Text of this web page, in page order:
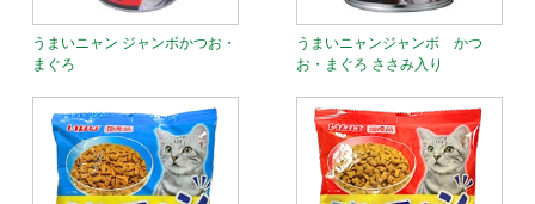
うまいニャン ジャンボかつお・
まぐろ
うまいニャンジャンボ かつ
お・まぐろ ささみ入り